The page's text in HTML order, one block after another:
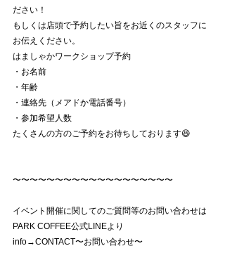
ださい！
もしくは店頭で予約したい旨をお近くのスタッフに
お伝えください。
はましゃかワークショップ予約
・お名前
・年齢
・連絡先（メアドか電話番号）
・参加希望人数
たくさんの方のご予約をお待ちしております😆
〜〜〜〜〜〜〜〜〜〜〜〜〜〜〜〜〜〜〜
イベント開催に関してのご質問等のお問い合わせは
PARK COFFEE公式LINEより
info→CONTACT〜お問い合わせ〜